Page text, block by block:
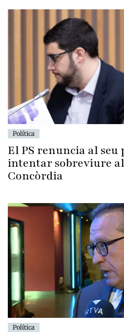
Política
El PS renuncia al seu
intentar sobreviure
Concòrdia
Política